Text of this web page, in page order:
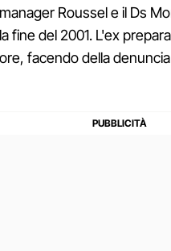
Roussel e il Ds
fine del 2001. L'ex
facendo della